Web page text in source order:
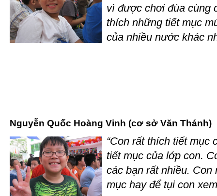
vì được chơi đùa cùng
thích những tiết mục
của nhiều nước khác
Nguyễn Quốc Hoàng Vinh (cơ sở Văn Thánh)
“Con rất thích tiết mục
tiết mục của lớp con.
các bạn rất nhiều. Con
mục hay để tụi con